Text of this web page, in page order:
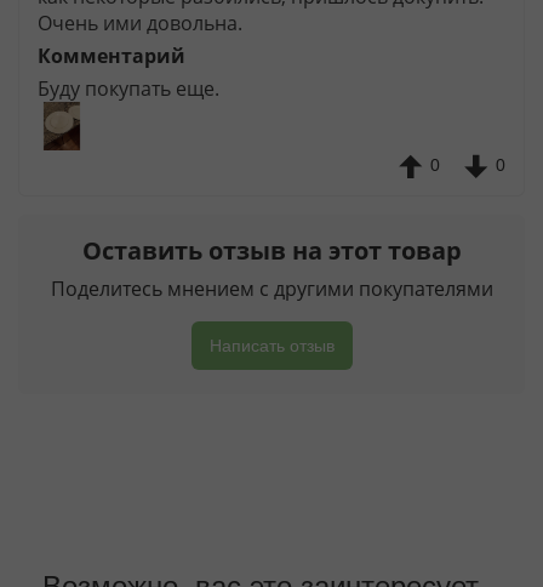
Очень ими довольна.
Комментарий
Буду покупать еще.
0 0
Оставить отзыв на этот товар
Поделитесь мнением с другими покупателями
Написать отзыв